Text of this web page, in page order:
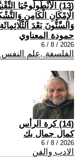
(13) الْأَنْطُولُوجْيَا
الْإِمْكَانِ الْكَامِنِ
وَالسِّتُّونَ بَعْدَ
حمودة المعناوي
2026 / 8 / 6
الفلسفة ,علم النفس
(14) كرة الرأس
كمال جمال بك
2026 / 8 / 6
الادب والفن